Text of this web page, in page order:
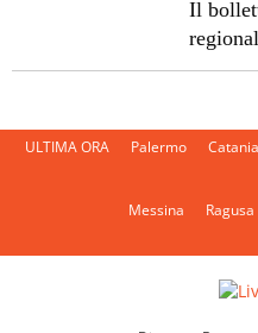
Il
ULTIMA ORA Palermo Catania
Messina Ragusa